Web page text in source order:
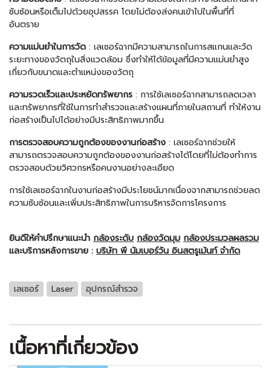
ซับซ้อนหรือเต็มไปด้วยอุปสรรค โดยไม่ต้องส่งคนเข้าไปในพื้นที่ที่
อันตราย
ความแม่นยำในการวัด : เลเซอร์ฉากมีความสามารถในการสแกนและวัด
ระยะทางของวัตถุในสิ่งแวดล้อม ซึ่งทำให้ได้ข้อมูลที่มีความแม่นยำสูง
เกี่ยวกับขนาดและตำแหน่งของวัตถุ
ความรวดเร็วและประหยัดทรัพยากร : การใช้เลเซอร์ฉากสามารถลดเวลา
และทรัพยากรที่ใช้ในการทำสำรวจและสร้างแผนที่ภายในสถานที่ ทำให้งาน
ก่อสร้างเป็นไปได้อย่างมีประสิทธิภาพมากขึ้น
การตรวจสอบความถูกต้องของงานก่อสร้าง : เลเซอร์ฉากช่วยให้
สามารถตรวจสอบความถูกต้องของงานก่อสร้างได้โดยที่ไม่ต้องทำการ
ตรวจสอบด้วยวิศวกรหรือคนงานอย่างละเอียด
การใช้เลเซอร์ฉากในงานก่อสร้างมีประโยชน์มากเนื่องจากสามารถช่วยลด
ความซับซ้อนและเพิ่มประสิทธิภาพในการบริหารจัดการโครงการ
ยินดีให้คำปรึกษาแนะนำ กล้องระดับ กล้องวัดมุม กล้องประมวลผลรวม
และบริการหลังการขาย : บริษัท พี นัมเบอร์วัน อินสตรูเม้นท์ จำกัด
เลเซอร์ Laser อุปกรณ์สำรวจ
เนื้อหาที่เกี่ยวข้อง